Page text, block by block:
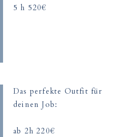
5 h 520€
Das perfekte Outfit für
deinen Job​:
ab 2h 220€